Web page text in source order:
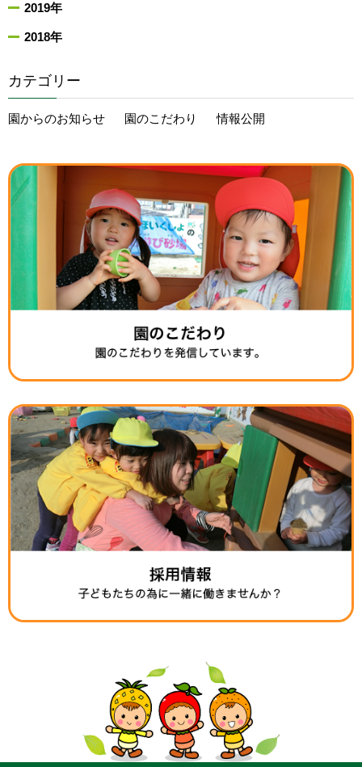
2019年
2018年
カテゴリー
園からのお知らせ 園のこだわり 情報公開